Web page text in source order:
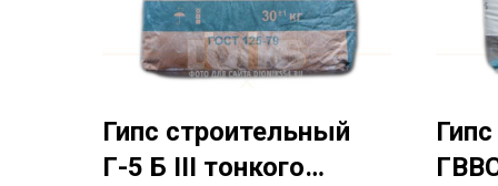
Гипс строительный
Г-5 Б III тонкого